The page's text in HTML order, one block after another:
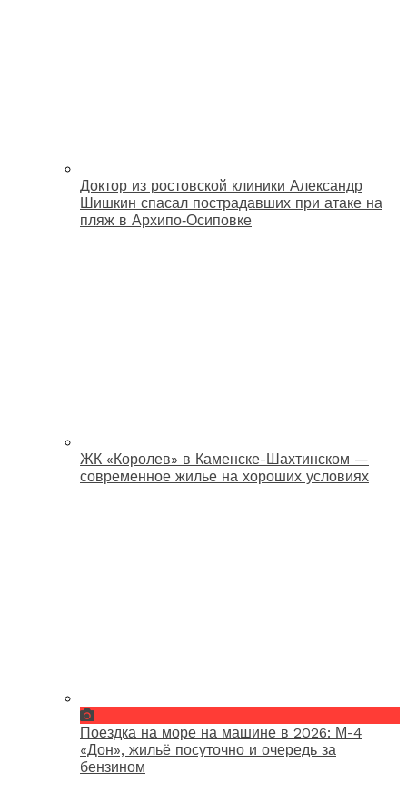
Доктор из ростовской клиники Александр
Шишкин спасал пострадавших при атаке на
пляж в Архипо‑Осиповке
ЖК «Королев» в Каменске-Шахтинском —
современное жилье на хороших условиях
Поездка на море на машине в 2026: М-4
«Дон», жильё посуточно и очередь за
бензином